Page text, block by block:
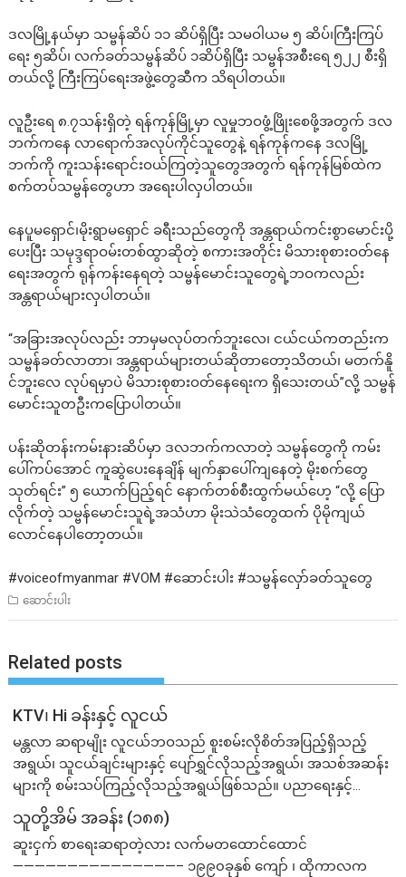
ဒလမြို့နယ်မှာ သမ္ဗန်ဆိပ် ၁၁ ဆိပ်ရှိပြီး သမဝါယမ ၅ ဆိပ်၊ကြီးကြပ်
ရေး ၅ဆိပ်၊ လက်ခတ်သမ္ဗန်ဆိပ် ၁ဆိပ်ရှိပြီး သမ္ဗန်အစီးရေ ၅၂၂ စီးရှိ
တယ်လို့ ကြီးကြပ်ရေးအဖွဲ့တွေဆီက သိရပါတယ်။
လူဦးရေ ၈.၇သန်းရှိတဲ့ ရန်ကုန်မြို့မှာ လူမှုဘဝဖွံ့ဖြိုးစေဖို့အတွက် ဒလ
ဘက်ကနေ လာရောက်အလုပ်ကိုင်သူတွေနဲ့ ရန်ကုန်ကနေ ဒလမြို့
ဘက်ကို ကူးသန်းရောင်းဝယ်ကြတဲ့သူတွေအတွက် ရန်ကုန်မြစ်ထဲက
စက်တပ်သမ္ဗန်တွေဟာ အရေးပါလှပါတယ်။
နေပူမရှောင်၊မိုးရွာမရှောင် ခရီးသည်တွေကို အန္တရာယ်ကင်းစွာမောင်းပို့
ပေးပြီး သမုဒ္ဒရာဝမ်းတစ်ထွာဆိုတဲ့ စကားအတိုင်း မိသားစုစားဝတ်နေ
ရေးအတွက် ရုန်ကန်းနေရတဲ့ သမ္ဗန်မောင်းသူတွေရဲ့ဘဝကလည်း
အန္တရာယ်များလှပါတယ်။
“အခြားအလုပ်လည်း ဘာမှမလုပ်တက်ဘူးလေ၊ ငယ်ငယ်ကတည်းက
သမ္ဗန်ခတ်လာတာ၊ အန္တရာယ်များတယ်ဆိုတာတော့သိတယ်၊ မတက်နိူ
င်ဘူးလေ လုပ်ရမှာပဲ မိသားစုစားဝတ်နေရေးက ရှိသေးတယ်”လို့ သမ္ဗန်
မောင်းသူတဦးကပြောပါတယ်။
ပန်းဆိုတန်းကမ်းနားဆိပ်မှာ ဒလဘက်ကလာတဲ့ သမ္ဗန်တွေကို ကမ်း
ပေါ်ကပ်အောင် ကူဆွဲပေးနေချိန် မျက်နှာပေါ်ကျနေတဲ့ မိုးစက်တွေ
သုတ်ရင်း” ၅ ယောက်ပြည့်ရင် နောက်တစ်စီးထွက်မယ်ဟေ့ “လို့ ပြော
လိုက်တဲ့ သမ္ဗန်မောင်းသူရဲ့အသံဟာ မိုးသဲသံတွေထက် ပိုမိုကျယ်
လောင်နေပါတော့တယ်။
#voiceofmyanmar #VOM #ဆောင်းပါး #သမ္ဗန်လှော်ခတ်သူတွေ
ဆောင်းပါး
Related posts
KTV၊ Hi ခန်းနှင့် လူငယ်
မန္တလာ ဆရာမျိုး လူငယ်ဘဝသည် စူးစမ်းလိုစိတ်အပြည့်ရှိသည့်
အရွယ်၊ သူငယ်ချင်းများနှင့် ပျော်ရွှင်လိုသည့်အရွယ်၊ အသစ်အဆန်း
များကို စမ်းသပ်ကြည့်လိုသည့်အရွယ်ဖြစ်သည်။ ပညာရေးနှင့်...
သူတို့အိမ် အခန်း (၁၈၈)
ဆူးငှက် စာရေးဆရာတဲ့လား လက်မတထောင်ထောင်
———————————————– ၁၉၉၀ခုနှစ် ကျော် ၊ ထိုကာလက